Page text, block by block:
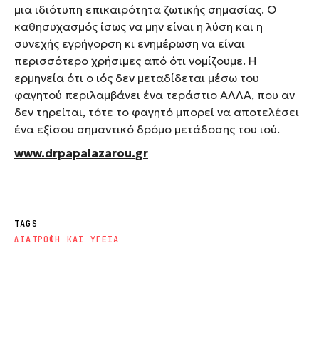
μια ιδιότυπη επικαιρότητα ζωτικής σημασίας. Ο
καθησυχασμός ίσως να μην είναι η λύση και η
συνεχής εγρήγορση κι ενημέρωση να είναι
περισσότερο χρήσιμες από ότι νομίζουμε. Η
ερμηνεία ότι ο ιός δεν μεταδίδεται μέσω του
φαγητού περιλαμβάνει ένα τεράστιο ΑΛΛΑ, που αν
δεν τηρείται, τότε το φαγητό μπορεί να αποτελέσει
ένα εξίσου σημαντικό δρόμο μετάδοσης του ιού.
www.drpapalazarou.gr
TAGS
ΔΙΑΤΡΟΦΗ ΚΑΙ ΥΓΕΙΑ